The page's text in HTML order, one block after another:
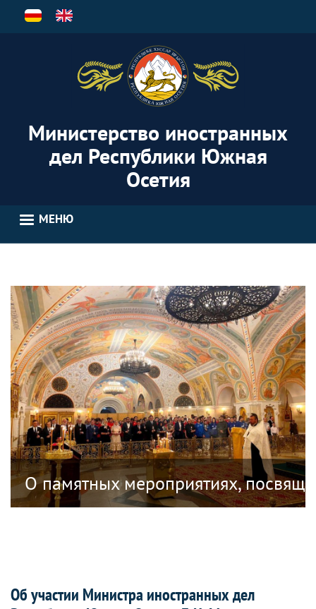
Перейти
Министерство иностранных
дел Республики Южная
Осетия
МЕНЮ
Южная Осетия, посвященных
О памятных мероприятиях,
Об участии Министра иностранных дел